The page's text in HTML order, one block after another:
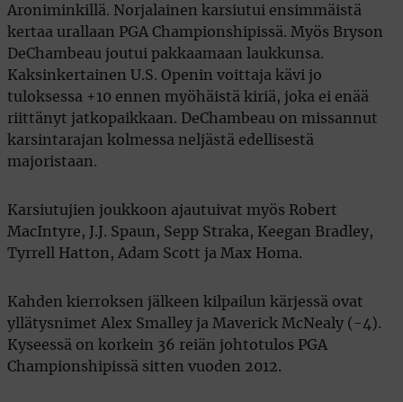
Aroniminkillä. Norjalainen karsiutui ensimmäistä
kertaa urallaan PGA Championshipissä. Myös Bryson
DeChambeau joutui pakkaamaan laukkunsa.
Kaksinkertainen U.S. Openin voittaja kävi jo
tuloksessa +10 ennen myöhäistä kiriä, joka ei enää
riittänyt jatkopaikkaan. DeChambeau on missannut
karsintarajan kolmessa neljästä edellisestä
majoristaan.
Karsiutujien joukkoon ajautuivat myös Robert
MacIntyre, J.J. Spaun, Sepp Straka, Keegan Bradley,
Tyrrell Hatton, Adam Scott ja Max Homa.
Kahden kierroksen jälkeen kilpailun kärjessä ovat
yllätysnimet Alex Smalley ja Maverick McNealy (-4).
Kyseessä on korkein 36 reiän johtotulos PGA
Championshipissä sitten vuoden 2012.